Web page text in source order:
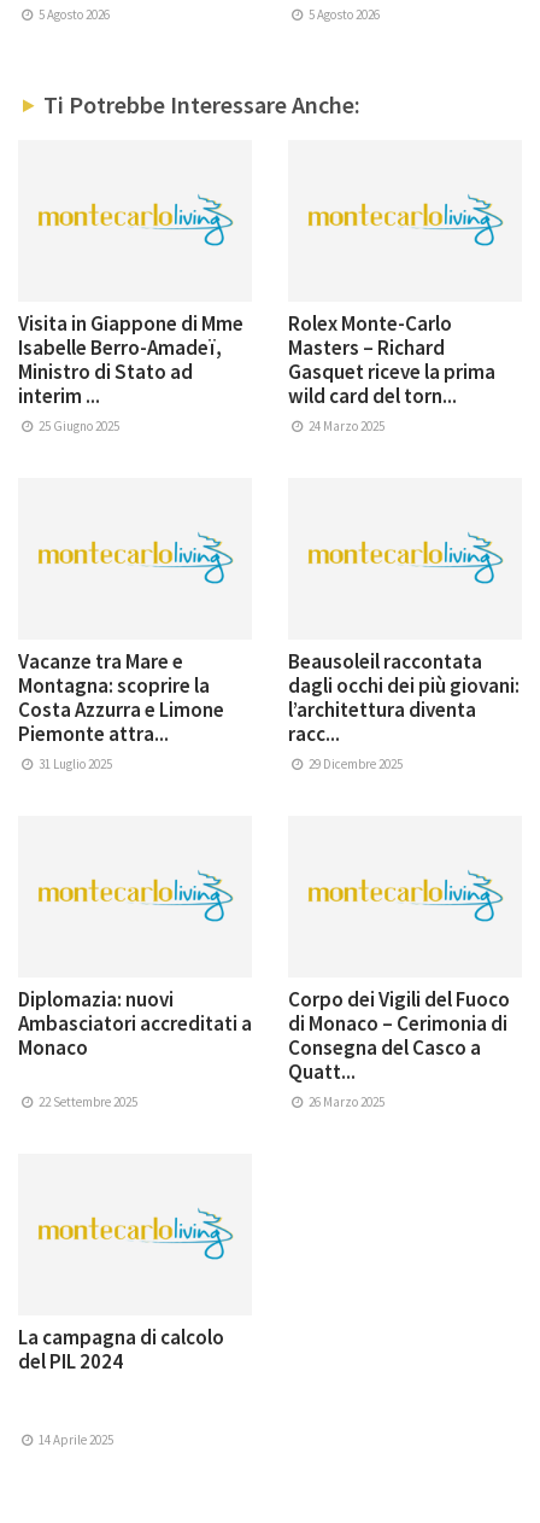
5 Agosto 2026 5 Agosto 2026
Ti Potrebbe Interessare Anche:
Visita in Giappone di Mme
Isabelle Berro-Amadeï,
Ministro di Stato ad
interim ...
25 Giugno 2025
Rolex Monte-Carlo
Masters – Richard
Gasquet riceve la prima
wild card del torn...
24 Marzo 2025
Vacanze tra Mare e
Montagna: scoprire la
Costa Azzurra e Limone
Piemonte attra...
31 Luglio 2025
Beausoleil raccontata
dagli occhi dei più giovani:
l’architettura diventa
racc...
29 Dicembre 2025
Diplomazia: nuovi
Ambasciatori accreditati a
Monaco
22 Settembre 2025
Corpo dei Vigili del Fuoco
di Monaco – Cerimonia di
Consegna del Casco a
Quatt...
26 Marzo 2025
La campagna di calcolo
del PIL 2024
14 Aprile 2025